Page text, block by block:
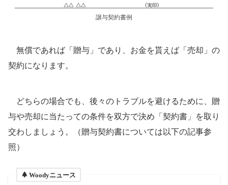
譲与契約書例
無償であれば「贈与」であり、お金を貰えば「売却」の
契約になります。
どちらの場合でも、後々のトラブルを避けるために、贈
与や売却に当たっての条件を双方で決め「契約書」を取り
交わしましょう。（贈与契約書については以下の記事参
照）
Woodyニュース